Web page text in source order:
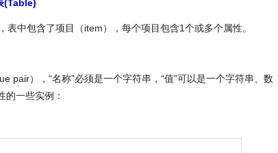
(Table)
中包含了项目（item），每个项目包含1个或多个属性。
），“名称”必须是一个字符串，“值”可以是一个字符串、数
的一些实例：